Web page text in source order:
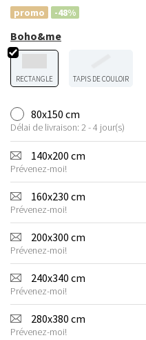
promo -48%
Boho&me
RECTANGLE TAPIS DE COULOIR
80x150 cm
Délai de livraison: 2 - 4 jour(s)
140x200 cm
Prévenez-moi!
160x230 cm
Prévenez-moi!
200x300 cm
Prévenez-moi!
240x340 cm
Prévenez-moi!
280x380 cm
Prévenez-moi!